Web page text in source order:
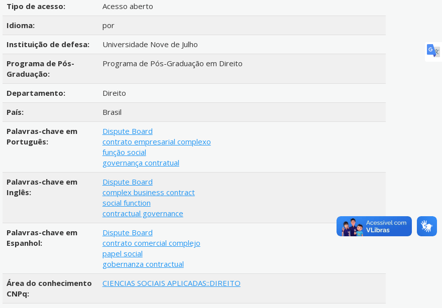
Tipo de acesso:
Acesso aberto
Idioma:
por
Instituição de defesa:
Universidade Nove de Julho
Programa de Pós-
Graduação:
Programa de Pós-Graduação em Direito
Departamento:
Direito
País:
Brasil
Palavras-chave em
Português:
Dispute Board
contrato empresarial complexo
função social
governança contratual
Palavras-chave em
Inglês:
Dispute Board
complex business contract
social function
contractual governance
Palavras-chave em
Espanhol:
Dispute Board
contrato comercial complejo
papel social
gobernanza contractual
Área do conhecimento
CNPq:
CIENCIAS SOCIAIS APLICADAS::DIREITO